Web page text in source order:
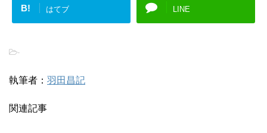
B! はてブ LINE
-
執筆者： 羽田昌記
関連記事